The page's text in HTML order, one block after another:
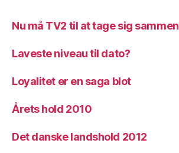
Nu må TV2 til at tage sig sammen
Laveste niveau til dato?
Loyalitet er en saga blot
Årets hold 2010
Det danske landshold 2012